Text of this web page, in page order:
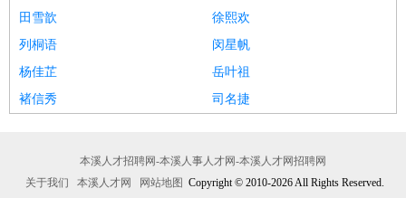
田雪歆
徐熙欢
列桐语
闵星帆
杨佳芷
岳叶祖
褚信秀
司名捷
本溪人才招聘网-本溪人事人才网-本溪人才网招聘网
关于我们
本溪人才网 网站地图 Copyright © 2010-2026 All Rights Reserved.